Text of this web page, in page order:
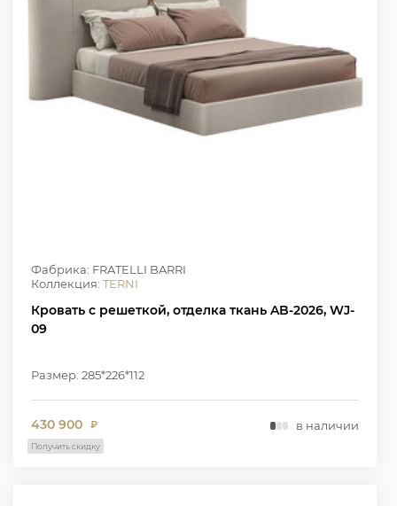
Фабрика: FRATELLI BARRI
Коллекция: TERNI
Кровать с решеткой, отделка ткань AB-2026, WJ-
09
Размер: 285*226*112
430 900 ₽ в наличии
Получить скидку